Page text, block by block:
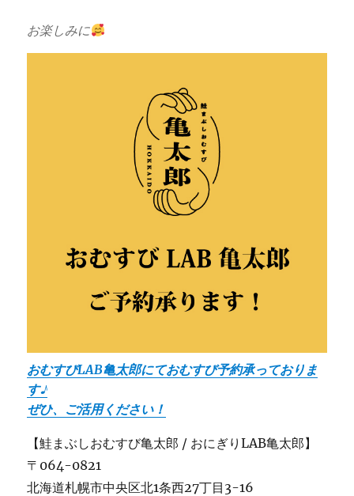
お楽しみに
おむすびLAB亀太郎にておむすび予約承っておりま
す♪
ぜひ、ご活用ください！
【鮭まぶしおむすび亀太郎 / おにぎりLAB亀太郎】
〒064-0821
北海道札幌市中央区北1条西27丁目3-16